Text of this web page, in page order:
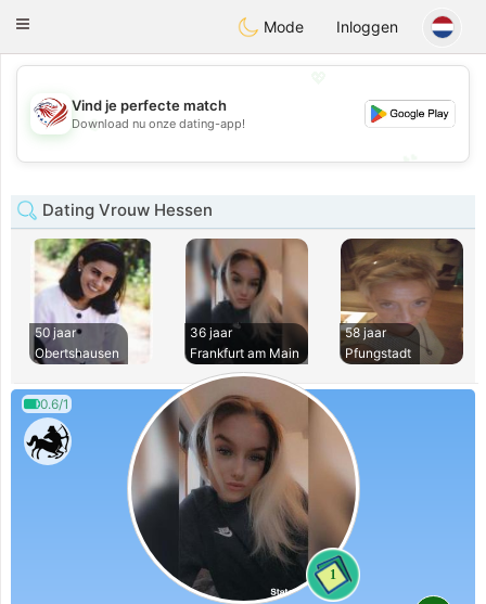
StatesDating
Toggle
Mode Inloggen
💖
💕
Vind je perfecte match
Download nu onze dating-app!
Dating Vrouw Hessen
50 jaar
Obertshausen
36 jaar
Frankfurt am Main
58 jaar
Pfungstadt
0.6/1
1